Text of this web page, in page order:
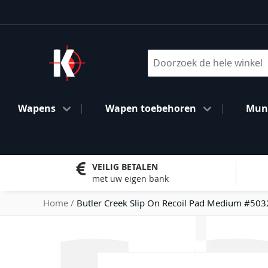
naar
inhoud
Wapens Wapen toebehoren
VEILIG BETALEN
met uw eigen bank
Home Butler Creek Slip On Recoil Pad Medium